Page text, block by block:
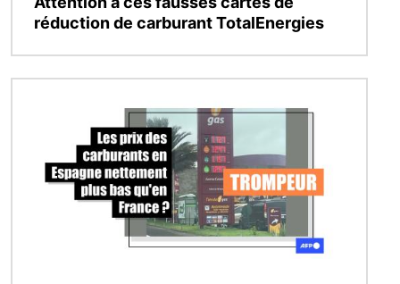
réduction de carburant TotalEnergies